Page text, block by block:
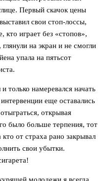
Первый скачок цены
свои стоп-лоссы,
кто играет без «стопов»,
на экран и не смогли
упала на пятьсот
только намеревался начать
еще оставались
открывая
было больше терпения, тот
от страха рано закрывал
свои убытки.